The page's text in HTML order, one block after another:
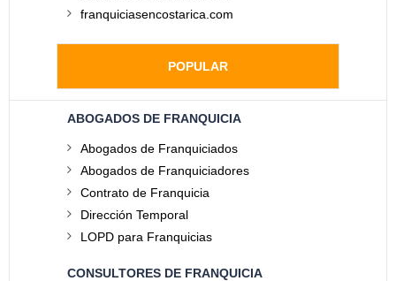
franquiciasencostarica.com
POPULAR
ABOGADOS DE FRANQUICIA
Abogados de Franquiciados
Abogados de Franquiciadores
Contrato de Franquicia
Dirección Temporal
LOPD para Franquicias
CONSULTORES DE FRANQUICIA